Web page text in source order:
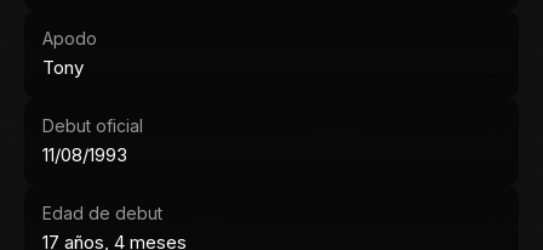
Apodo
Tony
Debut oficial
11/08/1993
Edad de debut
17 años, 4 meses